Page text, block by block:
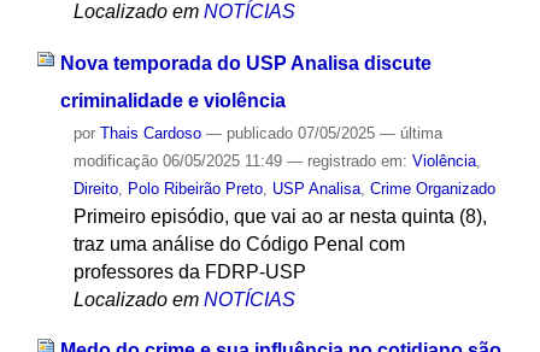
Localizado em NOTÍCIAS
Nova temporada do USP Analisa discute
criminalidade e violência
por Thais Cardoso — publicado07/05/2025 — última
modificação06/05/2025 11:49 — registrado em: Violência,
Direito, Polo Ribeirão Preto, USP Analisa, Crime Organizado
Primeiro episódio, que vai ao ar nesta quinta (8),
traz uma análise do Código Penal com
professores da FDRP-USP
Localizado em NOTÍCIAS